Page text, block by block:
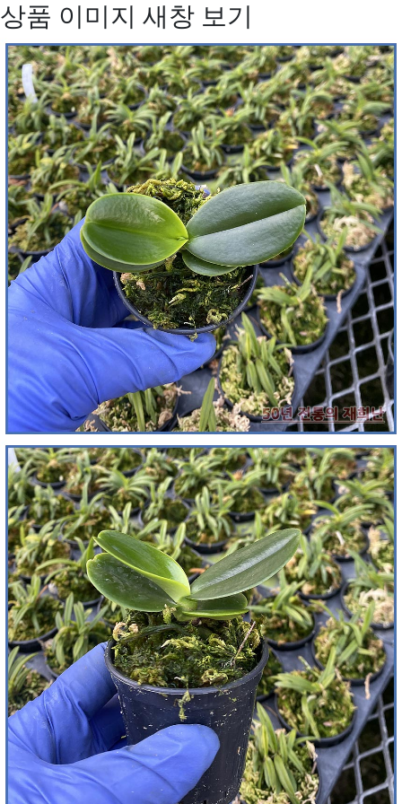
상품 이미지 새창 보기